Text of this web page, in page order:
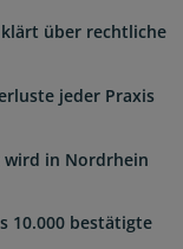
klärt über rechtliche
jeder Praxis
wird in Nordrhein
10.000 bestätigte